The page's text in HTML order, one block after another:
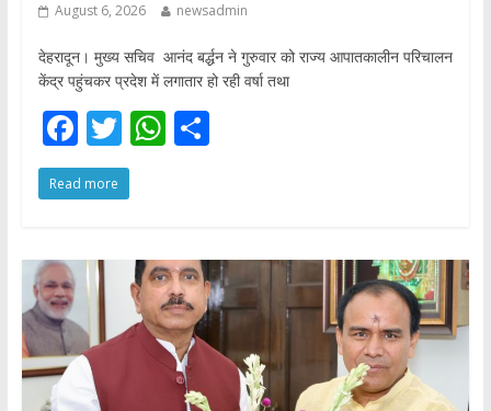
August 6, 2026 newsadmin
देहरादून। मुख्य सचिव आनंद बर्द्धन ने गुरुवार को राज्य आपातकालीन परिचालन
केंद्र पहुंचकर प्रदेश में लगातार हो रही वर्षा तथा
F
ac
e
o
o
k
T
w
itt
W
A
p
p
S
Read more